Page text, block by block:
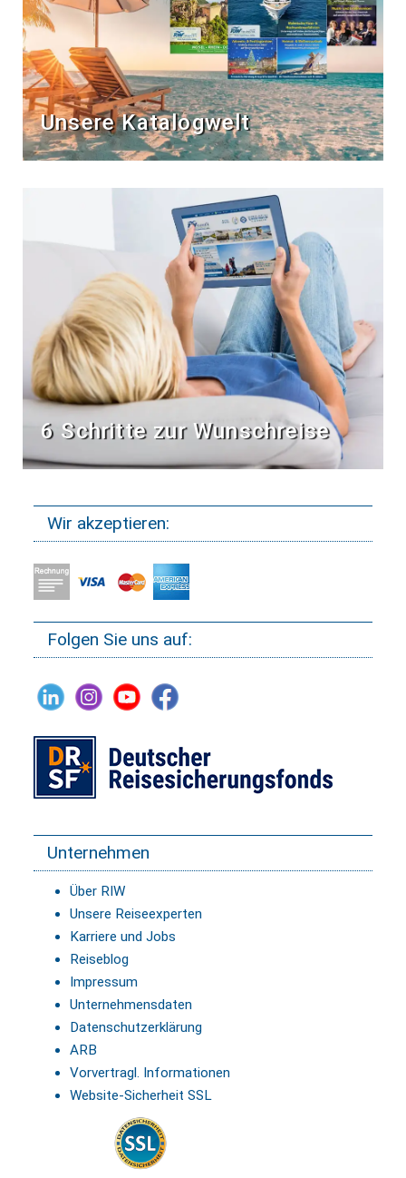
Unsere Katalogwelt
6 Schritte zur Wunschreise
Wir akzeptieren:
Folgen Sie uns auf:
Unternehmen
Über RIW
Unsere Reiseexperten
Karriere und Jobs
Reiseblog
Impressum
Unternehmensdaten
Datenschutzerklärung
ARB
Vorvertragl. Informationen
Website-Sicherheit SSL